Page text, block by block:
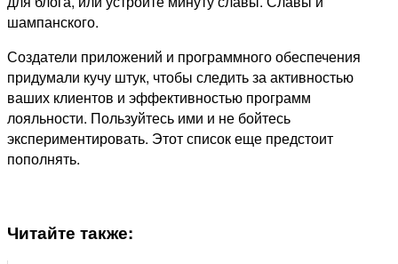
шампанского.
Создатели приложений и программного обеспечения
придумали кучу штук, чтобы следить за активностью
ваших клиентов и эффективностью программ
лояльности. Пользуйтесь ими и не бойтесь
экспериментировать. Этот список еще предстоит
пополнять.
Читайте также: